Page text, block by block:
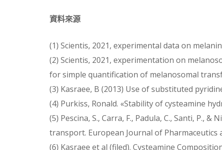
資料來源
(1) Scientis, 2021, experimental data on
(2) Scientis, 2021, experimentation on
for simple quantification of melanosomal
(3) Kasraee, B (2013) Use of substituted
(4) Purkiss, Ronald. «Stability of cysteamine
(5) Pescina, S., Carra, F., Padula, C., Santi, P.,
transport. European Journal of Pharmaceutics
(6) Kasraee et al (filed). Cysteamine